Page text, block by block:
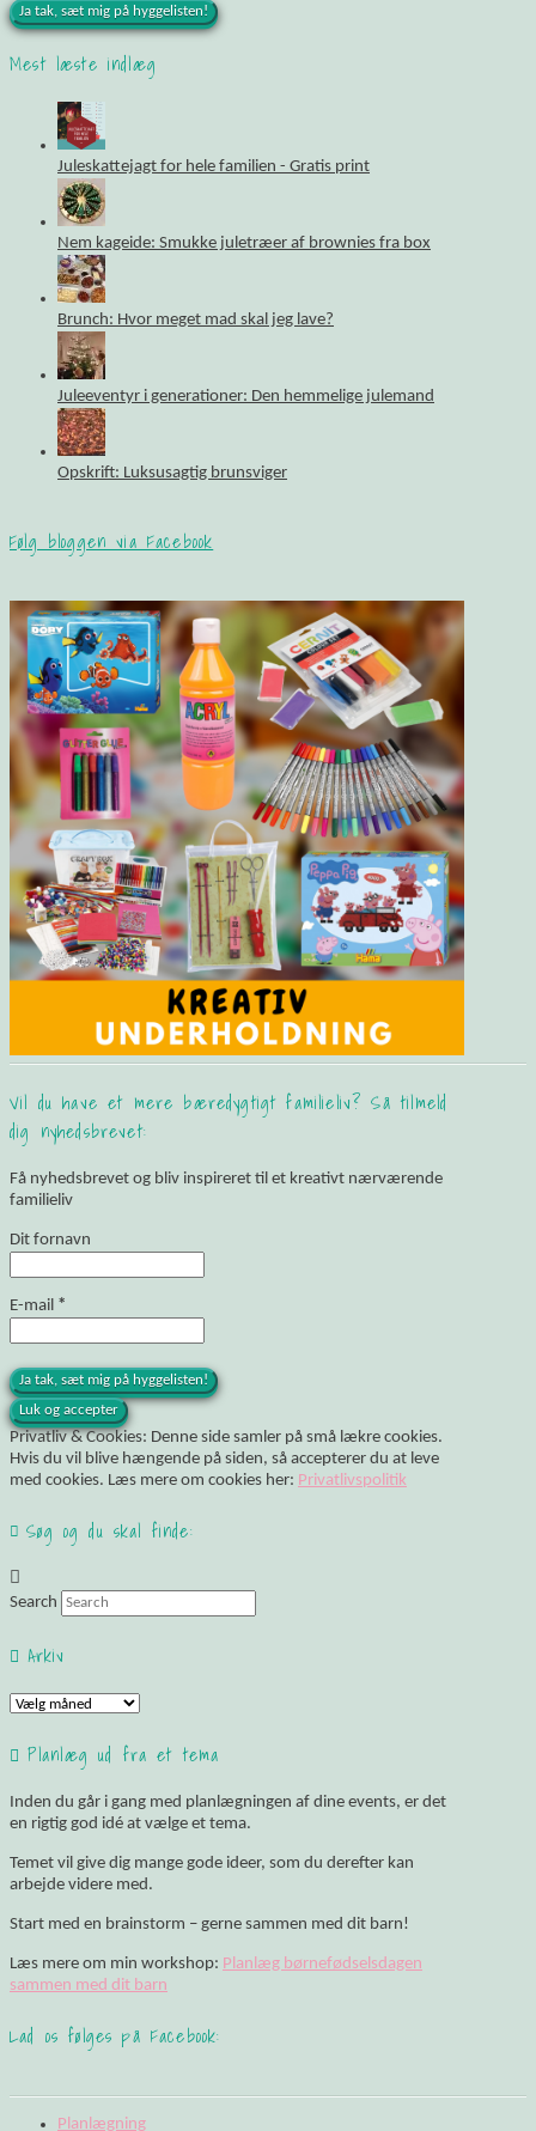
Mest læste indlæg
Juleskattejagt for hele familien - Gratis print
Nem kageide: Smukke juletræer af brownies fra box
Brunch: Hvor meget mad skal jeg lave?
Juleeventyr i generationer: Den hemmelige julemand
Opskrift: Luksusagtig brunsviger
Følg bloggen via Facebook
Vil du have et mere bæredygtigt familieliv? Så tilmeld
dig nyhedsbrevet:
Få nyhedsbrevet og bliv inspireret til et kreativt nærværende
familieliv
Dit fornavn
E-mail *
Privatliv & Cookies: Denne side samler på små lækre cookies.
Hvis du vil blive hængende på siden, så accepterer du at leve
med cookies. Læs mere om cookies her: Privatlivspolitik
Søg og du skal finde:
Search
Arkiv
Arkiv
Planlæg ud fra et tema
Inden du går i gang med planlægningen af dine events, er det
en rigtig god idé at vælge et tema.
Temet vil give dig mange gode ideer, som du derefter kan
arbejde videre med.
Start med en brainstorm – gerne sammen med dit barn!
Læs mere om min workshop: Planlæg børnefødselsdagen
sammen med dit barn
Lad os følges på Facebook:
Planlægning